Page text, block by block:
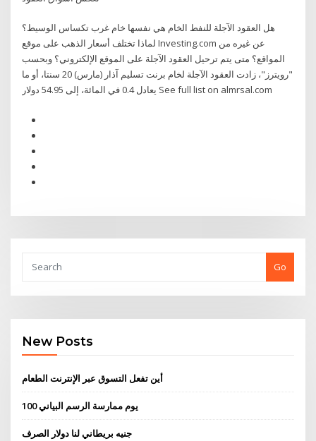
هل العقود الآجلة للنفط الخام هي نفسها خام غرب تكساس الوسيط؟
لماذا تختلف أسعار الذهب على موقع Investing.com عن غيره من
المواقع؟ متى يتم ترحيل العقود الآجلة على الموقع الإلكتروني؟ وبحسب
"رويترز"، زادت العقود الآجلة لخام برنت تسليم آذار (مارس) 20 سنتا، أو ما
يعادل 0.4 في المائة، إلى 54.95 دولار See full list on almrsal.com
Go
New Posts
أين تفعل التسوق عبر الإنترنت الطعام
100 يوم ممارسة الرسم البياني
جنيه بريطاني لنا دولار الصرف